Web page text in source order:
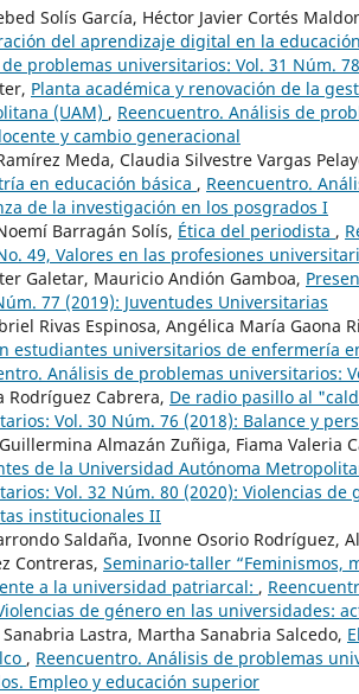
Solís García, Héctor Javier Cortés
del aprendizaje digital en la
problemas universitarios: Vol. 31 Núm.
Planta académica y renovación de la
(UAM) , Reencuentro. Análisis de
y cambio generacional
Meda, Claudia Silvestre Vargas
en educación básica , Reencuentro.
de la investigación en los posgrados I
Barragán Solís, Ética del periodista ,
49, Valores en las profesiones
Galetar, Mauricio Andión Gamboa,
77 (2019): Juventudes Universitarias
Rivas Espinosa, Angélica María Gaona
estudiantes universitarios de enfermería
Análisis de problemas universitarios:
Rodríguez Cabrera, De radio pasillo al
Vol. 30 Núm. 76 (2018): Balance y
Almazán Zuñiga, Fiama Valeria
de la Universidad Autónoma
Vol. 32 Núm. 80 (2020): Violencias
institucionales II
Saldaña, Ivonne Osorio Rodríguez,
Contreras, Seminario-taller “Feminismos,
a la universidad patriarcal: ,
de género en las universidades:
Lastra, Martha Sanabria Salcedo,
, Reencuentro. Análisis de problemas
Empleo y educación superior